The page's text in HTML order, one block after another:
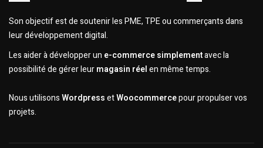
Son objectif est de soutenir les PME, TPE ou commerçants dans
leur développement digital.
Les aider à développer un e-commerce simplementavec la
possibilité de gérer leurmagasin réelen même temps.
Nous utilisonsWordpressetWoocommercepour propulser vos
projets.